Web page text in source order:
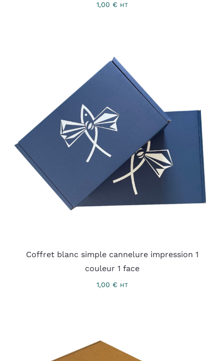
1,00 € HT
Coffret blanc simple cannelure impression 1
couleur 1 face
1,00 € HT